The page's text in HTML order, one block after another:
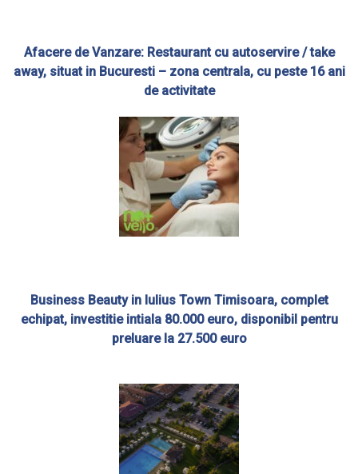
Afacere de Vanzare: Restaurant cu autoservire / take
away, situat in Bucuresti – zona centrala, cu peste 16 ani
de activitate
Business Beauty in Iulius Town Timisoara, complet
echipat, investitie intiala 80.000 euro, disponibil pentru
preluare la 27.500 euro